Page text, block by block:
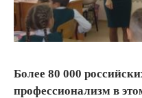
Более 80 000
профессионализм в